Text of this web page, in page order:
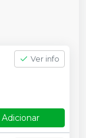
Ver info
Adicionar